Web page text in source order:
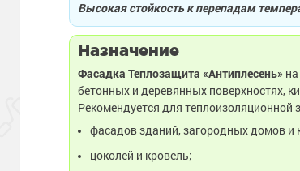
Высокая стойкость к перепадам
Назначение
Фасадка Теплозащита «Антиплесень»
бетонных и деревянных поверхностях,
Рекомендуется для теплоизоляционной
фасадов зданий, загородных домов и
цоколей и кровель;